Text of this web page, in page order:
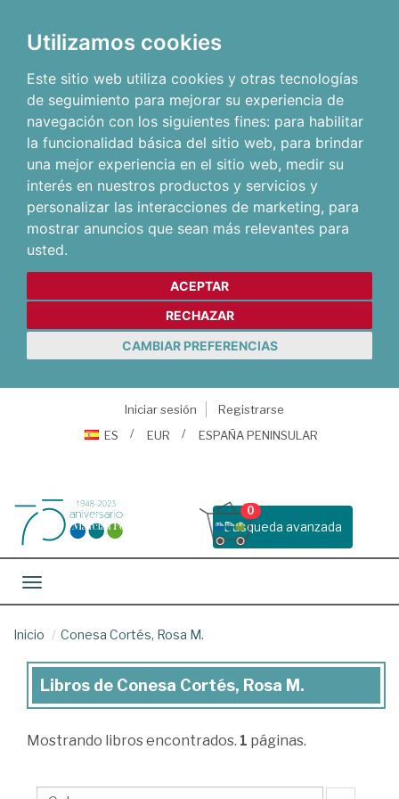
Utilizamos cookies
Este sitio web utiliza cookies y otras tecnologías
de seguimiento para mejorar su experiencia de
navegación con los siguientes fines: para habilitar
la funcionalidad básica del sitio web, para brindar
una mejor experiencia en el sitio web, medir su
interés en nuestros productos y servicios y
personalizar las interacciones de marketing, para
mostrar anuncios que sean más relevantes para
usted.
ACEPTAR
RECHAZAR
CAMBIAR PREFERENCIAS
Iniciar sesión
Registrarse
ES
EUR ESPAÑA PENINSULAR
Busqueda avanzada
0
Toggle navigation
Inicio Conesa Cortés, Rosa M.
Libros
Conesa
Libros de Conesa Cortés, Rosa M.
Mostrando libros encontrados. 1 páginas.